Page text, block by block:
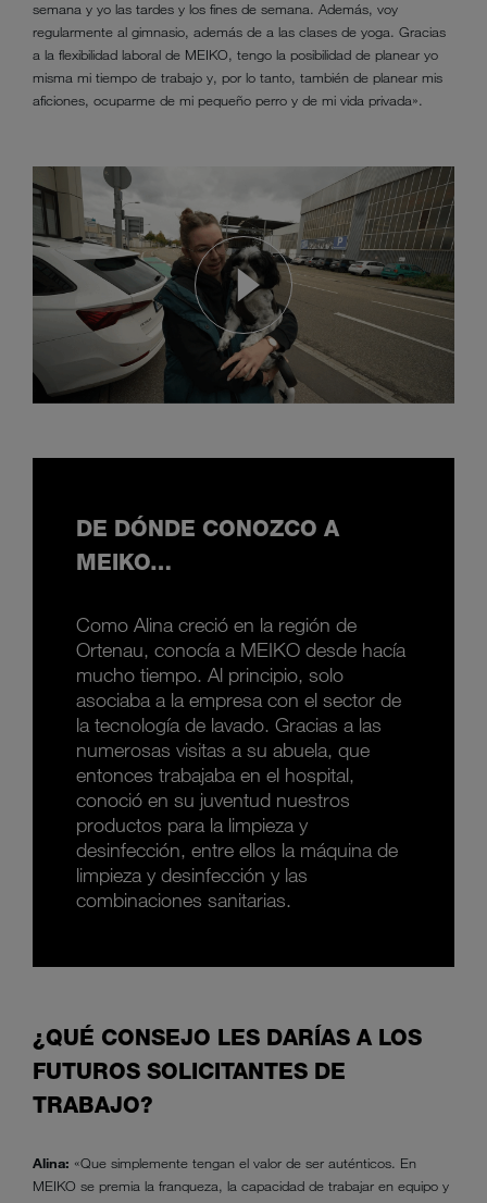
semana y yo las tardes y los fines de semana. Además, voy
regularmente al gimnasio, además de a las clases de yoga. Gracias
a la flexibilidad laboral de MEIKO, tengo la posibilidad de planear yo
misma mi tiempo de trabajo y, por lo tanto, también de planear mis
aficiones, ocuparme de mi pequeño perro y de mi vida privada».
DE DÓNDE CONOZCO A
MEIKO…
Como Alina creció en la región de
Ortenau, conocía a MEIKO desde hacía
mucho tiempo. Al principio, solo
asociaba a la empresa con el sector de
la tecnología de lavado. Gracias a las
numerosas visitas a su abuela, que
entonces trabajaba en el hospital,
conoció en su juventud nuestros
productos para la limpieza y
desinfección, entre ellos la máquina de
limpieza y desinfección y las
combinaciones sanitarias.
¿QUÉ CONSEJO LES DARÍAS A LOS
FUTUROS SOLICITANTES DE
TRABAJO?
Alina: «Que simplemente tengan el valor de ser auténticos. En
MEIKO se premia la franqueza, la capacidad de trabajar en equipo y